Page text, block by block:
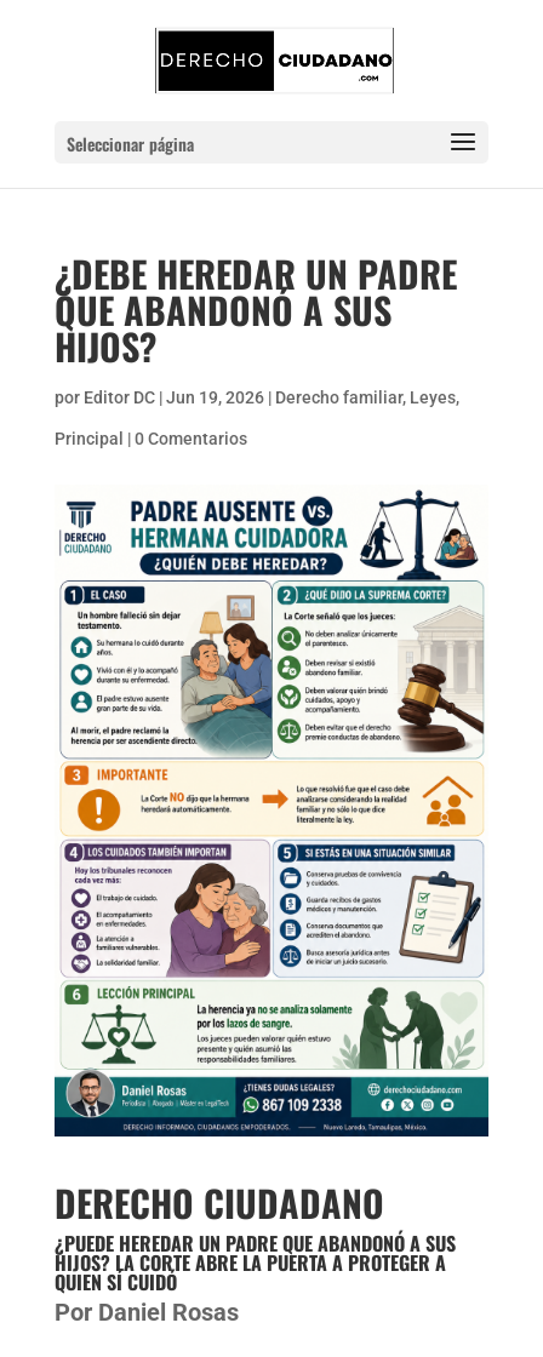
Seleccionar página
¿DEBE HEREDAR UN PADRE
QUE ABANDONÓ A SUS
HIJOS?
por Editor DC|Jun 19, 2026| Derecho familiar, Leyes,
Principal |0 Comentarios
DERECHO CIUDADANO
¿PUEDE HEREDAR UN PADRE QUE ABANDONÓ A SUS
HIJOS? LA CORTE ABRE LA PUERTA A PROTEGER A
QUIEN SÍ CUIDÓ
Por Daniel Rosas